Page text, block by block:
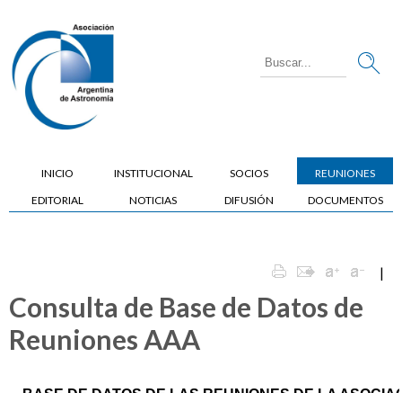
INICIO INSTITUCIONAL SOCIOS
REUNIONES
EDITORIAL
NOTICIAS DIFUSIÓN DOCUMENTOS
|
Consulta de Base de Datos de
Reuniones AAA